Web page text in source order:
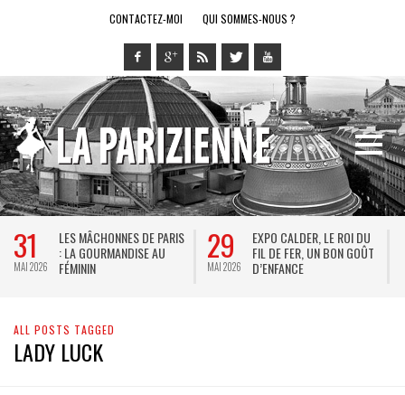
CONTACTEZ-MOI QUI SOMMES-NOUS ?
31
MAI 2026
LES MÂCHONNES DE PARIS
: LA GOURMANDISE AU
FÉMININ
29
MAI 2026
EXPO CALDER, LE ROI DU
FIL DE FER, UN BON GOÛT
D’ENFANCE
ALL POSTS TAGGED
LADY LUCK